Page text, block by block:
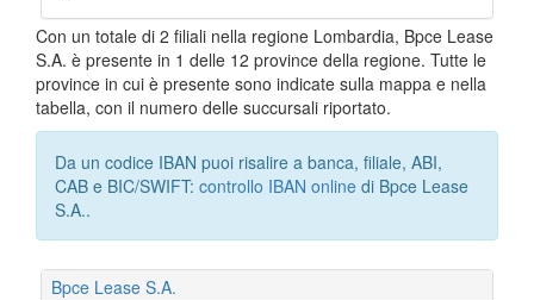
Con un totale di 2 filiali nella regione Lombardia, Bpce Lease
S.A. è presente in 1 delle 12 province della regione. Tutte le
province in cui è presente sono indicate sulla mappa e nella
tabella, con il numero delle succursali riportato.
Da un codice IBAN puoi risalire a banca, filiale, ABI,
CAB e BIC/SWIFT: controllo IBAN online di Bpce Lease
S.A..
Bpce Lease S.A.